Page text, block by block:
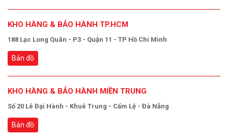
KHO HÀNG & BẢO HÀNH TP.HCM
188 Lạc Long Quân - P3 - Quận 11 - TP Hồ Chí Minh
Bản đồ
KHO HÀNG & BẢO HÀNH MIỀN TRUNG
Số 20 Lê Đại Hành - Khuê Trung - Cẩm Lệ - Đà Nẵng
Bản đồ